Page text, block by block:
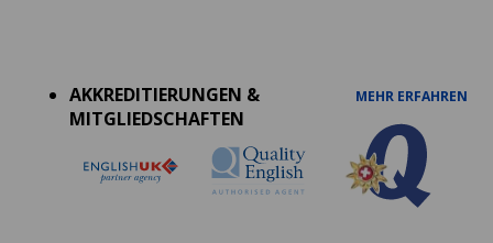
AKKREDITIERUNGEN &
MITGLIEDSCHAFTEN
MEHR ERFAHREN